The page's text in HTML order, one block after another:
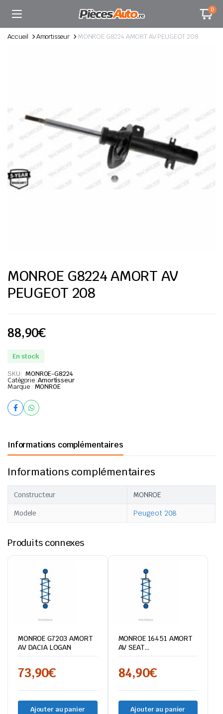
0
Accueil Amortisseur MONROE G8224 AMORT AV PEUGEOT 208
MONROE G8224 AMORT AV
PEUGEOT 208
88,90€
En stock
SKU: MONROE-G8224
Catégorie :Amortisseur
Marque : MONROE
Informations complémentaires
Informations complémentaires
Constructeur MONROE
Modele Peugeot 208
Produits connexes
MONROE G7203 AMORT
AV DACIA LOGAN
73,90€
Ajouter au panier
MONROE 16451 AMORT
AV SEAT
CORDOBA/IBIZA
84,90€
Ajouter au panier